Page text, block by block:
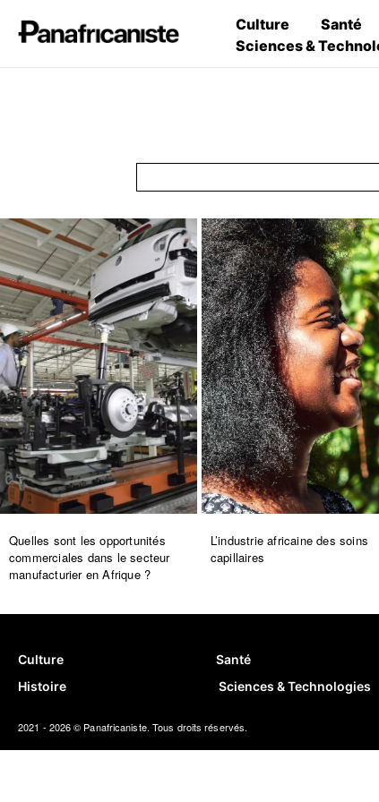
Culture Santé
Sciences &
Quelles sont les opportunités
commerciales dans le secteur
manufacturier en Afrique ?
L’industrie africaine des soins
capillaires
Culture Santé
Histoire
Sciences & Technologies
2021 - 2026 © Panafricaniste. Tous droits réservés.